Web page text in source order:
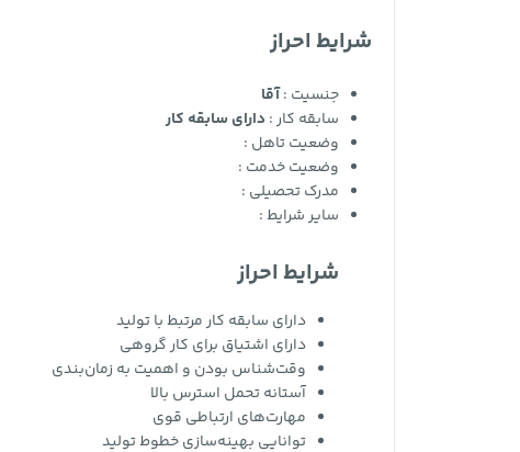
شرایط احراز
جنسیت :آقا
سابقه کار : دارای سابقه کار
وضعیت تاهل :
وضعیت خدمت :
مدرک تحصیلی :
سایر شرایط :
شرایط احراز
دارای سابقه کار مرتبط با تولید
دارای اشتیاق برای کار گروهی
وقت‌شناس بودن و اهمیت به زمان‌بندی
آستانه تحمل استرس بالا
مهارت‌های ارتباطی قوی
توانایی بهینه‌سازی خطوط تولید